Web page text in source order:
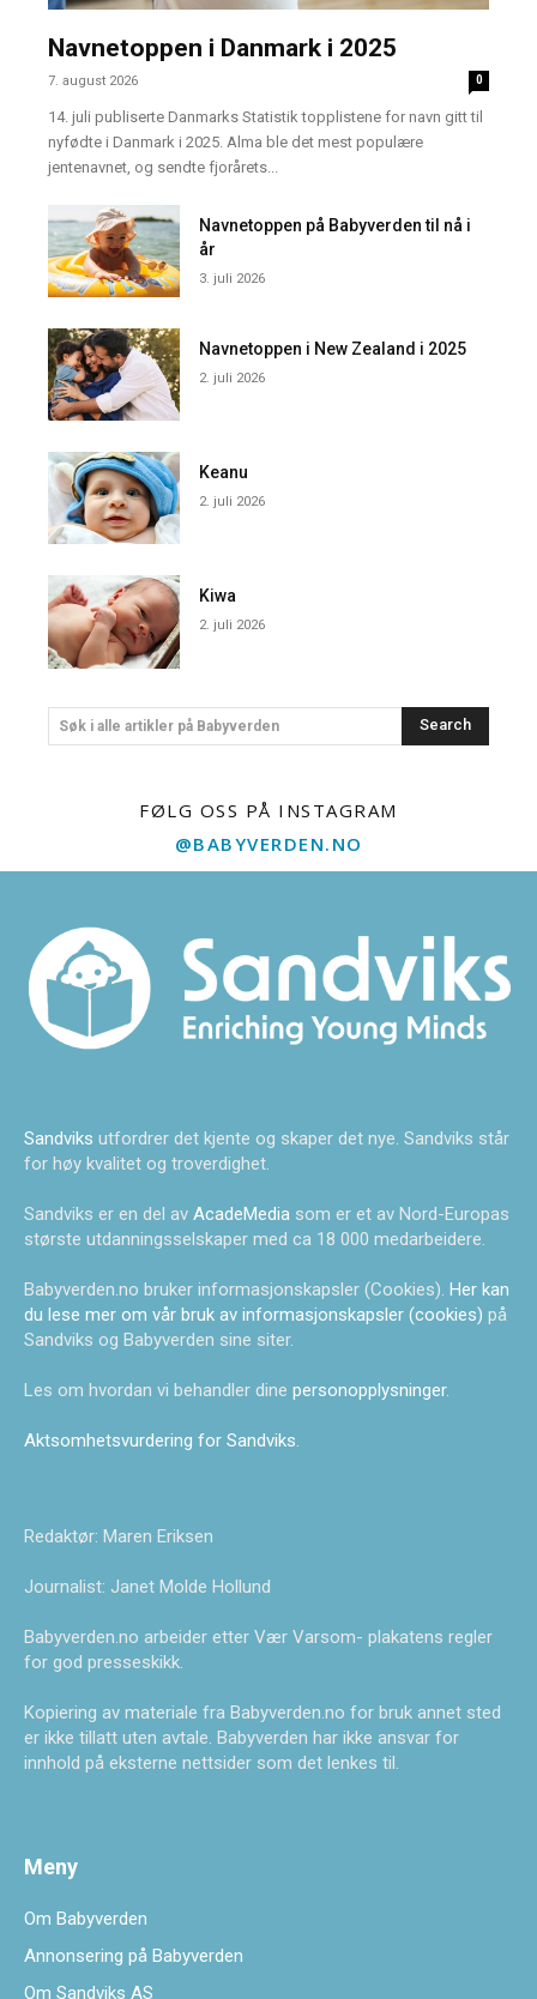
Navnetoppen i Danmark i 2025
7. august 2026 0
14. juli publiserte Danmarks Statistik topplistene for navn gitt til
nyfødte i Danmark i 2025. Alma ble det mest populære
jentenavnet, og sendte fjorårets...
Navnetoppen på Babyverden til nå i
år
3. juli 2026
Navnetoppen i New Zealand i 2025
2. juli 2026
Keanu
2. juli 2026
Kiwa
2. juli 2026
Søk i alle artikler på Babyverden Search
FØLG OSS PÅ INSTAGRAM
@BABYVERDEN.NO
Sandviks utfordrer det kjente og skaper det nye. Sandviks står
for høy kvalitet og troverdighet.
Sandviks er en del av AcadeMedia som er et av Nord-Europas
største utdanningsselskaper med ca 18 000 medarbeidere.
Babyverden.no bruker informasjonskapsler (Cookies). Her kan
du lese mer om vår bruk av informasjonskapsler (cookies) på
Sandviks og Babyverden sine siter.
Les om hvordan vi behandler dine personopplysninger.
Aktsomhetsvurdering for Sandviks.
Redaktør: Maren Eriksen
Journalist: Janet Molde Hollund
Babyverden.no arbeider etter Vær Varsom- plakatens regler
for god presseskikk.
Kopiering av materiale fra Babyverden.no for bruk annet sted
er ikke tillatt uten avtale. Babyverden har ikke ansvar for
innhold på eksterne nettsider som det lenkes til.
Meny
Om Babyverden
Annonsering på Babyverden
Om Sandviks AS